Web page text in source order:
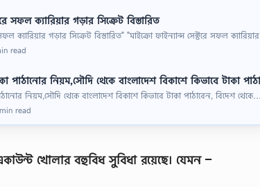
সফল ক্যারিয়ার গড়ার সিক্রেট বিস্তারিত
ক্যারিয়ার গড়ার সিক্রেট বিস্তারিত" "মাইক্রো ফাইন্যান্স সেক্টরে সফল
read
পাঠানোর নিয়ম,সৌদি থেকে বাংলাদেশ বিকাশে কিভাবে টাকা
নিয়ম,সৌদি থেকে বাংলাদেশ বিকাশে কিভাবে টাকা পাঠাবেন, বিদেশ থেকে…
read
খোলার বহুবিধ সুবিধা রয়েছে। যেমন –